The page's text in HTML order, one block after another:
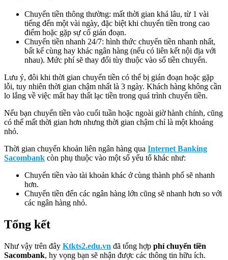
Chuyển tiền thông thường: mất thời gian khá lâu, từ 1 vài
tiếng đến một vài ngày, đặc biệt khi chuyển tiền trong cao
điểm hoặc gặp sự cố gián đoạn.
Chuyển tiền nhanh 24/7: hình thức chuyển tiền nhanh nhất,
bất kể cùng hay khác ngân hàng (nếu có liên kết nội địa với
nhau). Mức phí sẽ thay đổi tùy thuộc vào số tiền chuyển.
Lưu ý, đôi khi thời gian chuyển tiền có thể bị gián đoạn hoặc gặp
lỗi, tuy nhiên thời gian chậm nhất là 3 ngày. Khách hàng không cần
lo lắng về việc mất hay thất lạc tiền trong quá trình chuyển tiền.
Nếu bạn chuyển tiền vào cuối tuần hoặc ngoài giờ hành chính, cũng
có thể mất thời gian hơn nhưng thời gian chậm chỉ là một khoảng
nhỏ.
Thời gian chuyển khoản liên ngân hàng qua Internet Banking
Sacombank còn phụ thuộc vào một số yếu tố khác như:
Chuyển tiền vào tài khoản khác ở cùng thành phố sẽ nhanh
hơn.
Chuyển tiền đến các ngân hàng lớn cũng sẽ nhanh hơn so với
các ngân hàng nhỏ.
Tổng kết
Như vậy trên đây Ktkts2.edu.vn đã tổng hợp phí chuyển tiền
Sacombank, hy vọng bạn sẽ nhận được các thông tin hữu ích.